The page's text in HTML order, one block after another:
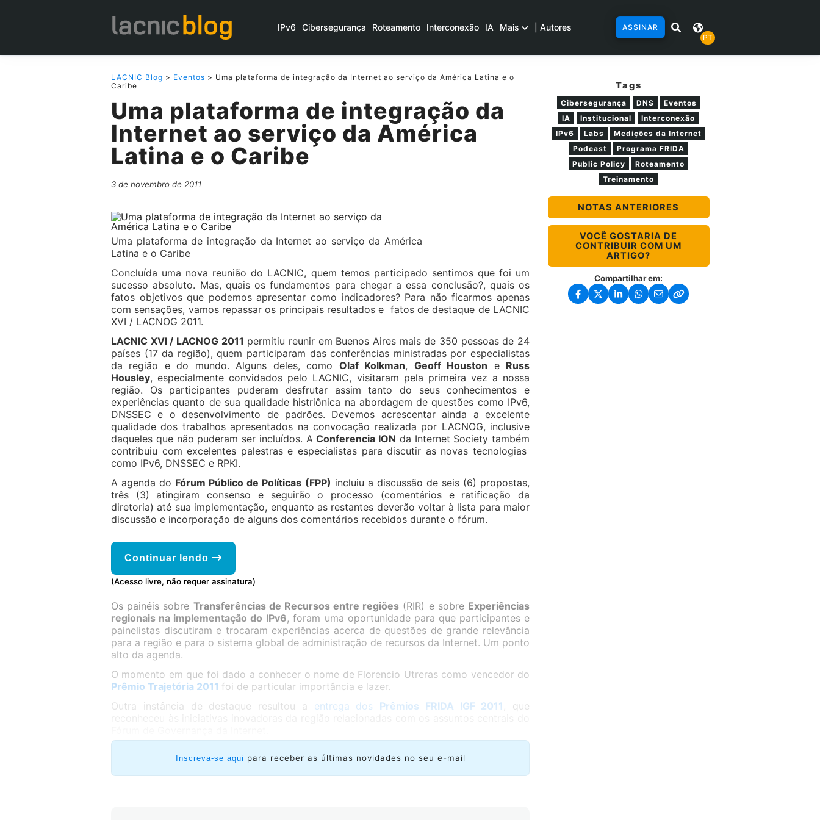
IPv6 Cibersegurança Roteamento Interconexão IA Mais | Autores
ASSINAR
PT
LACNIC Blog > Eventos > Uma plataforma de integração da Internet ao serviço da América Latina e o
Caribe
Uma plataforma de integração da
Internet ao serviço da América
Latina e o Caribe
3 de novembro de 2011
Uma plataforma de integração da Internet ao serviço da América
Latina e o Caribe
Concluída uma nova reunião do LACNIC, quem temos participado sentimos que foi um
sucesso absoluto. Mas, quais os fundamentos para chegar a essa conclusão?, quais os
fatos objetivos que podemos apresentar como indicadores? Para não ficarmos apenas
com sensações, vamos repassar os principais resultados e fatos de destaque de LACNIC
XVI / LACNOG 2011.
LACNIC XVI / LACNOG 2011 permitiu reunir em Buenos Aires mais de 350 pessoas de 24
países (17 da região), quem participaram das conferências ministradas por especialistas
da região e do mundo. Alguns deles, como Olaf Kolkman, Geoff Houston e Russ
Housley, especialmente convidados pelo LACNIC, visitaram pela primeira vez a nossa
região. Os participantes puderam desfrutar assim tanto do seus conhecimentos e
experiências quanto de sua qualidade histriônica na abordagem de questões como IPv6,
DNSSEC e o desenvolvimento de padrões. Devemos acrescentar ainda a excelente
qualidade dos trabalhos apresentados na convocação realizada por LACNOG, inclusive
daqueles que não puderam ser incluídos. AConferencia ION da Internet Society também
contribuiu com excelentes palestras e especialistas para discutir as novas tecnologias
como IPv6, DNSSEC e RPKI.
A agenda do Fórum Público de Políticas (FPP) incluiu a discussão de seis (6) propostas,
três (3) atingiram consenso e seguirão o processo (comentários e ratificação da
diretoria) até sua implementação, enquanto as restantes deverão voltar à lista para maior
discussão e incorporação de alguns dos comentários recebidos durante o fórum.
Continuar lendo
(Acesso livre, não requer assinatura)
Os painéis sobre Transferências de Recursos entre regiões (RIR) e sobre Experiências
regionais na implementação do IPv6, foram uma oportunidade para que participantes e
painelistas discutiram e trocaram experiências acerca de questões de grande relevância
para a região e para o sistema global de administração de recursos da Internet. Um ponto
alto da agenda.
O momento em que foi dado a conhecer o nome de Florencio Utreras como vencedor do
Prêmio Trajetória 2011 foi de particular importância e lazer.
Outra instância de destaque resultou a entrega dos Prêmios FRIDA IGF 2011 , que
Inscreva-se aqui para receber as últimas novidades no seu e-mail
Tags
Cibersegurança DNS
Eventos
IA
Institucional
Interconexão
IPv6
Labs
Medições da Internet
Podcast
Programa FRIDA
Public Policy
Roteamento
Treinamento
NOTAS ANTERIORES
VOCÊ GOSTARIA DE
CONTRIBUIR COM UM
ARTIGO?
Compartilhar em: